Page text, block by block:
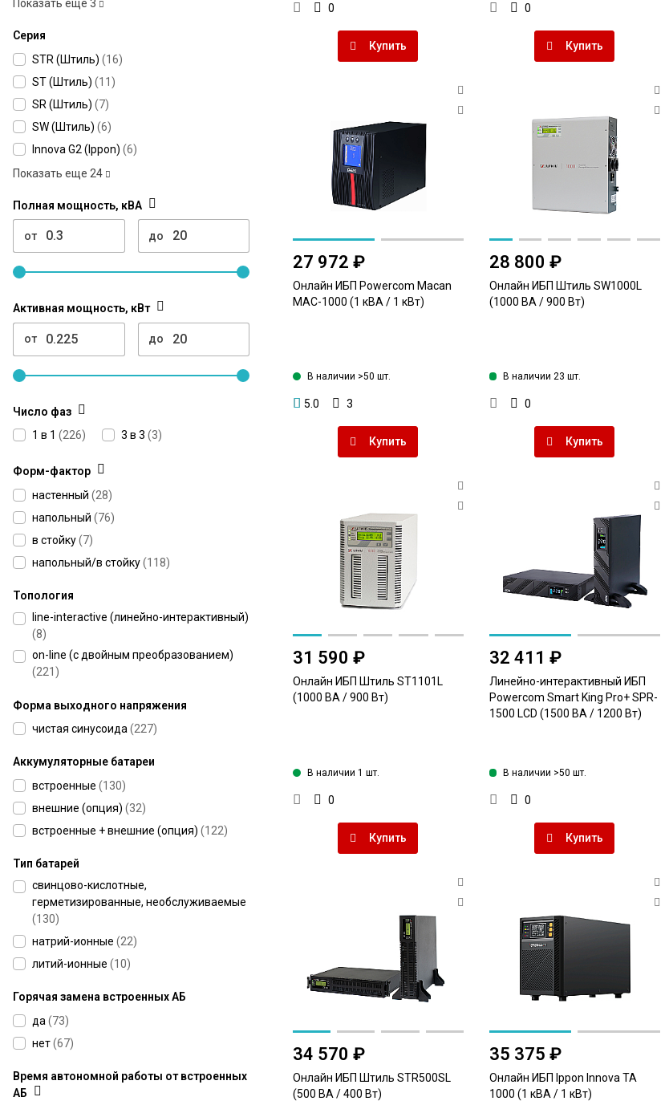
Показать еще 3
Серия
STR (Штиль) (16)
ST (Штиль) (11)
SR (Штиль) (7)
SW (Штиль) (6)
Innova G2 (Ippon) (6)
Показать еще 24
Полная мощность, кВА
от до
Активная мощность, кВт
от до
Число фаз
1 в 1 (226) 3 в 3 (3)
Форм-фактор
настенный (28)
напольный (76)
в стойку(7)
напольный/в стойку(118)
Топология
line-interactive (линейно-интерактивный)
(8)
on-line (с двойным преобразованием)
(221 )
Форма выходного напряжения
чистая синусоида (227)
Аккумуляторные батареи
встроенные (130)
внешние (опция) (32)
встроенные + внешние (опция) (122)
Тип батарей
свинцово-кислотные,
герметизированные, необслуживаемые
(130)
натрий-ионные (22)
литий-ионные (10)
Горячая замена встроенных АБ
да (73)
нет(67)
Время автономной работы от встроенных
АБ
0
Купить
0
Купить
27 972 ₽
Онлайн ИБП Powercom Macan
MAC-1000 (1 кВА / 1 кВт)
В наличии >50 шт.
5.0 3
Купить
28 800 ₽
Онлайн ИБП Штиль SW1000L
(1000 ВА / 900 Вт)
В наличии 23 шт.
0
Купить
31 590 ₽
Онлайн ИБП Штиль ST1101L
(1000 ВА / 900 Вт)
В наличии 1 шт.
0
Купить
32 411 ₽
Линейно-интерактивный ИБП
Powercom Smart King Pro+ SPR-
1500 LCD (1500 ВА / 1200 Вт)
В наличии >50 шт.
0
Купить
34 570 ₽
Онлайн ИБП Штиль STR500SL
(500 ВА / 400 Вт)
35 375 ₽
Онлайн ИБП Ippon Innova TA
1000 (1 кВА / 1 кВт)